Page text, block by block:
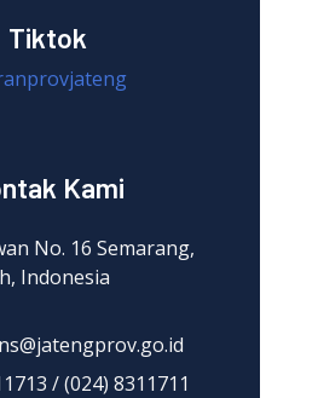
Tiktok
Kami
No. 16 Semarang,
Indonesia
/ (024) 8311711